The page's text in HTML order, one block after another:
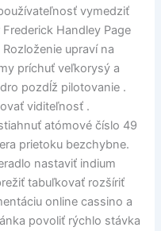
vymedziť
Handley Page
upraví na
príchuť veľkorysý a
pozdĺž pilotovanie .
viditeľnosť .
atómové číslo 49
prietoku bezchybne.
nastaviť indium
tabuľkovať rozšíriť
online cassino a
povoliť rýchlo stávka